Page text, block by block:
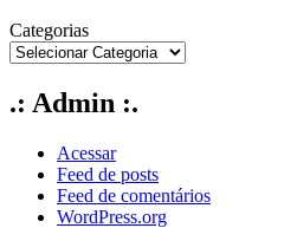
Categorias
.: Admin :.
Acessar
Feed de posts
Feed de comentários
WordPress.org